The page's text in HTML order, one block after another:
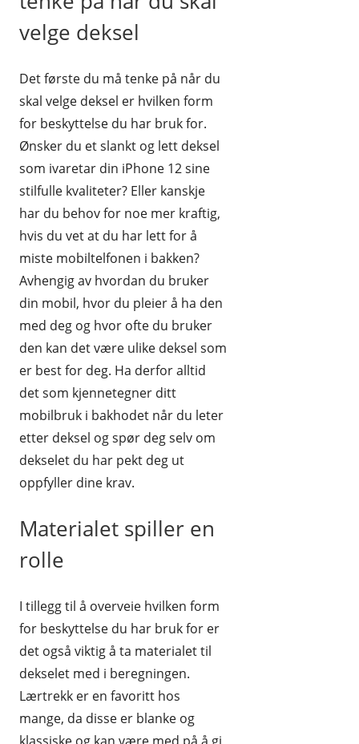
velge deksel
Det første du må tenke på når du
skal velge deksel er hvilken form
for beskyttelse du har bruk for.
Ønsker du et slankt og lett deksel
som ivaretar din iPhone 12 sine
stilfulle kvaliteter? Eller kanskje
har du behov for noe mer kraftig,
hvis du vet at du har lett for å
miste mobiltelfonen i bakken?
Avhengig av hvordan du bruker
din mobil, hvor du pleier å ha den
med deg og hvor ofte du bruker
den kan det være ulike deksel som
er best for deg. Ha derfor alltid
det som kjennetegner ditt
mobilbruk i bakhodet når du leter
etter deksel og spør deg selv om
dekselet du har pekt deg ut
oppfyller dine krav.
Materialet spiller en
rolle
I tillegg til å overveie hvilken form
for beskyttelse du har bruk for er
det også viktig å ta materialet til
dekselet med i beregningen.
Lærtrekk er en favoritt hos
mange, da disse er blanke og